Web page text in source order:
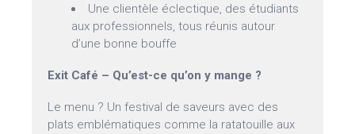
Une clientèle éclectique, des étudiants
aux professionnels, tous réunis autour
d’une bonne bouffe
Exit Café – Qu’est-ce qu’on y mange ?
Le menu ? Un festival de saveurs avec des
plats emblématiques comme la ratatouille aux